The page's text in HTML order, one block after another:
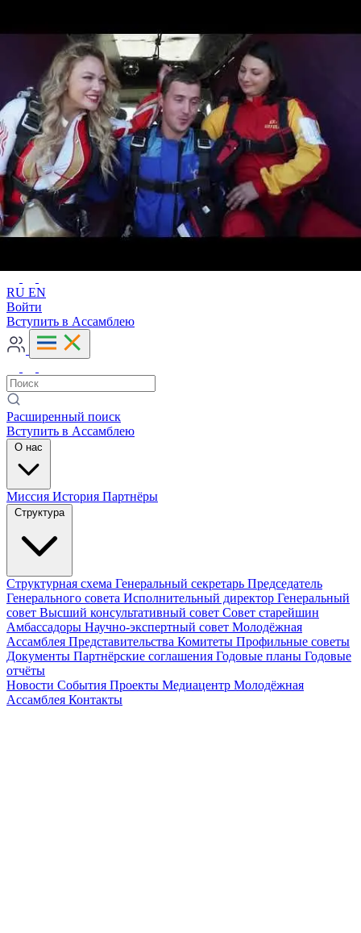
RU EN
Войти
Вступить в Ассамблею
Расширенный поиск
Вступить в Ассамблею
О нас
Миссия История Партнёры
Структура
Структурная схема Генеральный секретарь Председатель
Генерального совета Исполнительный директор Генеральный
совет Высший консультативный совет Совет старейшин
Амбассадоры Научно-экспертный совет Молодёжная
Ассамблея Представительства Комитеты Профильные советы
Документы Партнёрские соглашения Годовые планы Годовые
отчёты
Новости События Проекты Медиацентр Молодёжная
Ассамблея Контакты